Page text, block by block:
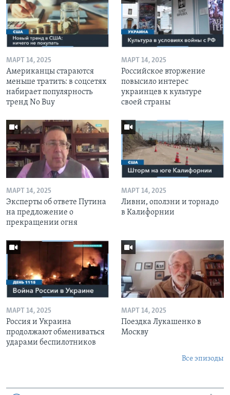
МАРТ 14, 2025
Американцы стараются
меньше тратить: в соцсетях
набирает популярность
тренд No Buy
МАРТ 14, 2025
Российское вторжение
повысило интерес
украинцев к культуре
своей страны
МАРТ 14, 2025
Эксперты об ответе Путина
на предложение о
прекращении огня
МАРТ 14, 2025
Ливни, оползни и торнадо
в Калифорнии
МАРТ 14, 2025
Россия и Украина
продолжают обмениваться
ударами беспилотников
МАРТ 14, 2025
Поездка Лукашенко в
Москву
Все эпизоды